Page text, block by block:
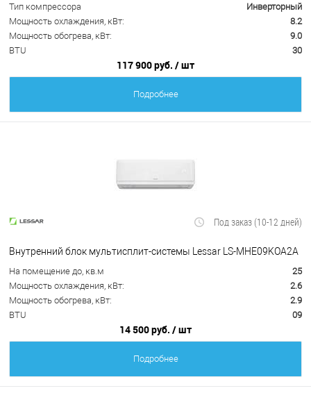
Тип компрессора
Инверторный
Мощность охлаждения, кВт:
8.2
Мощность обогрева, кВт:
9.0
BTU
30
117 900 руб. / шт
Подробнее
Под заказ (10-12 дней)
Внутренний блок мультисплит-системы Lessar LS-MHE09KOA2A
На помещение до, кв.м
25
Мощность охлаждения, кВт:
2.6
Мощность обогрева, кВт:
2.9
BTU
09
14 500 руб. / шт
Подробнее